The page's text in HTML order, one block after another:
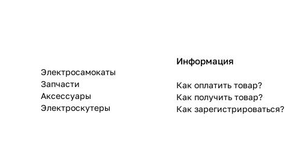
Электросамокаты
Запчасти
Аксессуары
Электроскутеры
Информация
Как оплатить товар?
Как получить товар?
Как зарегистрироваться?